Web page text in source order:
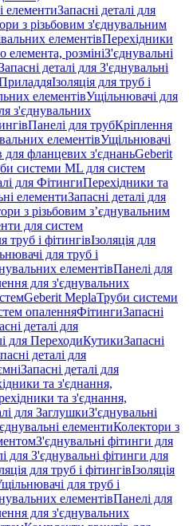
елементиЗапасні деталі для
з різьбовим з'єднувальним
елементівПерехідники
елемента, розмініЗ'єднувальні
деталі для З'єднувальні
Ізоляція для труб і
елементівУщільнювачі для
з'єднувальних
Панелі для трубКріплення
елементівУщільнювачі
для фланцевих з'єднаньGeberit
системи ML для систем
для ФітингиПерехідники та
елементиЗапасні деталі для
з різьбовим з’єднувальним
для систем
труб і фітингівІзоляція для
для труб і
елементівПанелі для
для з'єднувальних
Geberit MeplaТруби системи
опаленняФітингиЗапасні
деталі для
для ПереходиКутикиЗапасні
деталі для
Запасні деталі для
та з'єднання,
та з'єднання,
для ЗаглушкиЗ'єднувальні
елементиКолектори з
З'єднувальні фітинги для
для З'єднувальні фітинги для
для труб і фітингівІзоляція
для труб і
елементівПанелі для
для з'єднувальних